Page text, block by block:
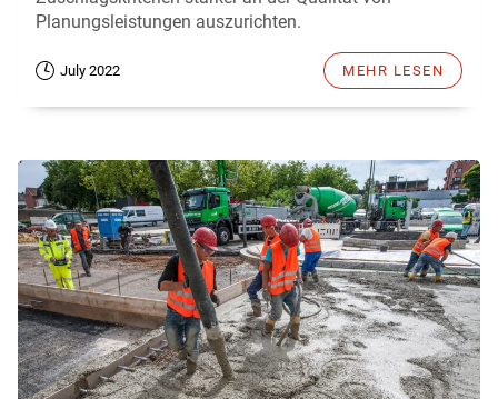
Planungsleistungen auszurichten.
July 2022 MEHR LESEN